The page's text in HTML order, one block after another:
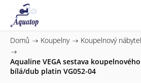
Domů / Koupelny / Koupelnový
/
Aqualine VEGA sestava
bílá/dub platin VG052-04